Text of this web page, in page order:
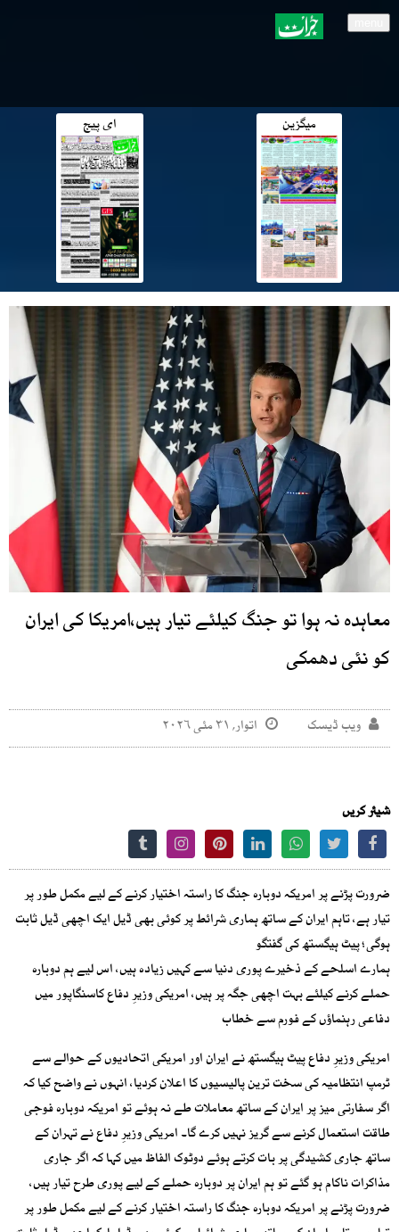
میگزین ای پیج
معاہدہ نہ ہوا تو جنگ کیلئے تیار ہیں،امریکا کی ایران
کو نئی دھمکی
ویب ڈیسک اتوار, ۳۱ مئی ۲۰۲۶
شیئر کریں
ضرورت پڑنے پر امریکہ دوبارہ جنگ کا راستہ اختیار کرنے کے لیے مکمل طور پر
تیار ہے، تاہم ایران کے ساتھ ہماری شرائط پر کوئی بھی ڈیل ایک اچھی ڈیل ثابت
ہوگی؛ پیٹ ہیگستھ کی گفتگو
ہمارے اسلحے کے ذخیرے پوری دنیا سے کہیں زیادہ ہیں، اس لیے ہم دوبارہ
حملے کرنے کیلئے بہت اچھی جگہ پر ہیں، امریکی وزیرِ دفاع کاسنگاپور میں
دفاعی رہنماؤں کے فورم سے خطاب
امریکی وزیرِ دفاع پیٹ ہیگستھ نے ایران اور امریکی اتحادیوں کے حوالے سے
ٹرمپ انتظامیہ کی سخت ترین پالیسیوں کا اعلان کردیا، انہوں نے واضح کیا کہ
اگر سفارتی میز پر ایران کے ساتھ معاملات طے نہ ہوئے تو امریکہ دوبارہ فوجی
طاقت استعمال کرنے سے گریز نہیں کرے گا۔ امریکی وزیرِ دفاع نے تہران کے
ساتھ جاری کشیدگی پر بات کرتے ہوئے دوٹوک الفاظ میں کہا کہ اگر جاری
مذاکرات ناکام ہو گئے تو ہم ایران پر دوبارہ حملے کے لیے پوری طرح تیار ہیں،
ضرورت پڑنے پر امریکہ دوبارہ جنگ کا راستہ اختیار کرنے کے لیے مکمل طور پر